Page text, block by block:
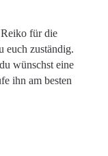
für die
euch zuständig.
wünschst eine
ihn am besten